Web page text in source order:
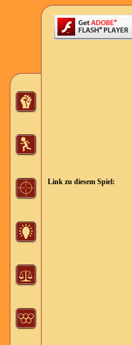
Link zu diesem Spiel: